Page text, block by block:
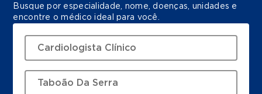
Busque por especialidade, nome, doenças, unidades e
encontre o médico ideal para você.